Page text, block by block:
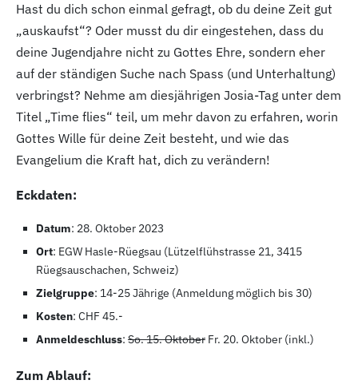
Hast du dich schon einmal gefragt, ob du deine Zeit gut
„auskaufst“? Oder musst du dir eingestehen, dass du
deine Jugendjahre nicht zu Gottes Ehre, sondern eher
auf der ständigen Suche nach Spass (und Unterhaltung)
verbringst? Nehme am diesjährigen Josia-Tag unter dem
Titel „Time flies“ teil, um mehr davon zu erfahren, worin
Gottes Wille für deine Zeit besteht, und wie das
Evangelium die Kraft hat, dich zu verändern!
Eckdaten:
Datum: 28. Oktober 2023
Ort: EGW Hasle-Rüegsau (Lützelflühstrasse 21, 3415
Rüegsauschachen, Schweiz)
Zielgruppe: 14-25 Jährige (Anmeldung möglich bis 30)
Kosten: CHF 45.-
Anmeldeschluss: So. 15. Oktober Fr. 20. Oktober (inkl.)
Zum Ablauf: